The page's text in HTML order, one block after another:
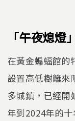
「午夜熄燈
在黃金蝙蝠館的
設置高低樹籬來
多城鎮，已經開
年到2024年的